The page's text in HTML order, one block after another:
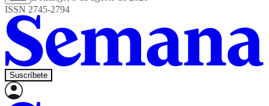
ISSN 2745-2794
Suscríbete